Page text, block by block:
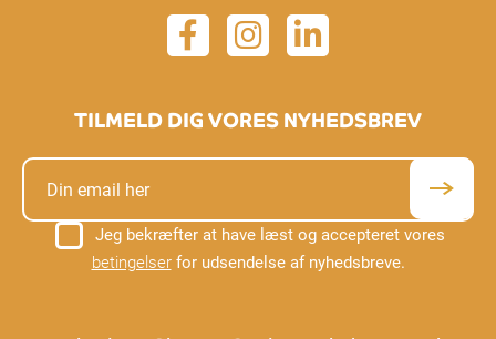
TILMELD DIG VORES NYHEDSBREV
Jeg bekræfter at have læst og accepteret vores
betingelserfor udsendelse af nyhedsbreve.